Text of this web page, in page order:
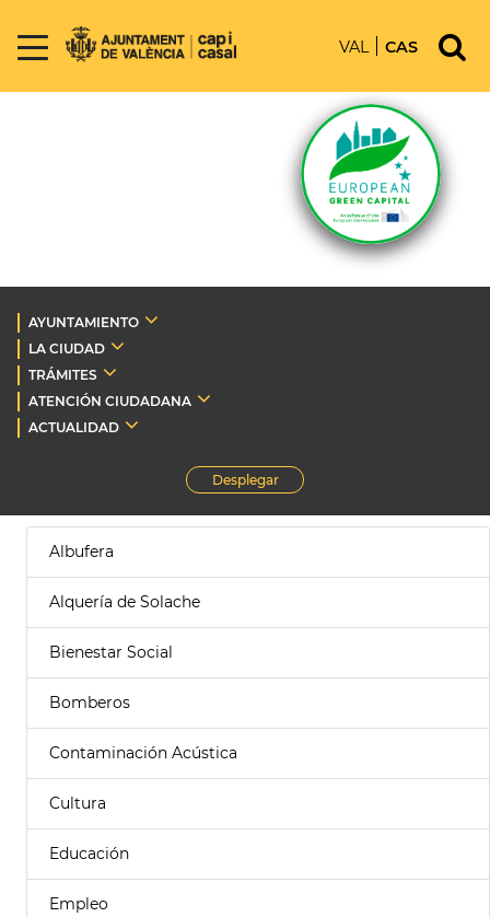
VAL CAS
AYUNTAMIENTO
LA CIUDAD
TRÁMITES
ATENCIÓN CIUDADANA
ACTUALIDAD
Desplegar
Albufera
Alquería de Solache
Bienestar Social
Bomberos
Contaminación Acústica
Cultura
Educación
Empleo